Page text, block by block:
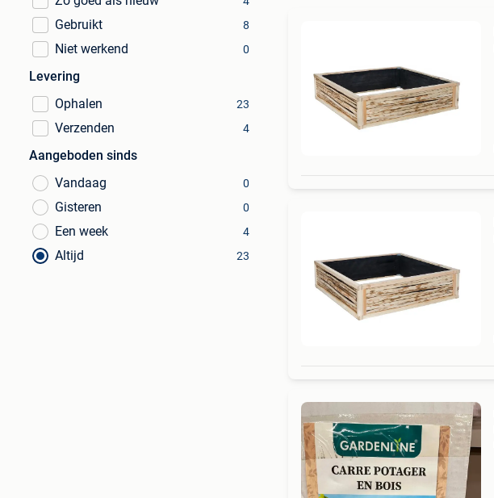
Gebruikt 8
Niet werkend 0
Levering
Ophalen
23
Verzenden 4
Aangeboden sinds
Vandaag
0
Gisteren 0
Een week 4
Altijd 23